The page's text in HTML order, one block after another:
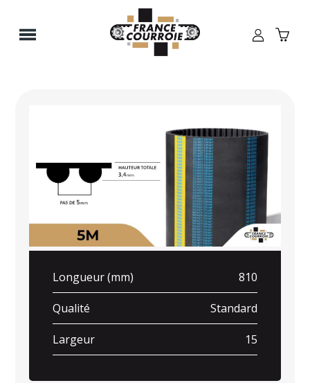
Longueur (mm) 810
Qualité Standard
Largeur 15
Panneau de gestion des cookies